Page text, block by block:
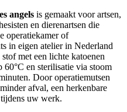
angels is gemaakt voor artsen,
en dierenartsen die
operatiekamer of
in eigen atelier in Nederland
met een lichte katoenen
en sterilisatie via stoom
Door operatiemutsen
afval, een herkenbare
uw werk.